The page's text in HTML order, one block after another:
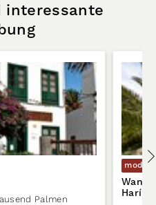
interessante
Palmen
Haría